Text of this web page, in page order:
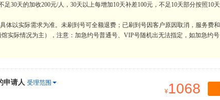
30天的加收200元/人，30天以上每增加10天补差100元，不足10天部分按照10天
体以实际需求为准。未刷到号可全额退费；已刷到号因客户原因取消，服务费和
实际情况为主），注意：加急约号普通号、VIP号随机出无法指定，如加急约号
申请人 受理范围
1068